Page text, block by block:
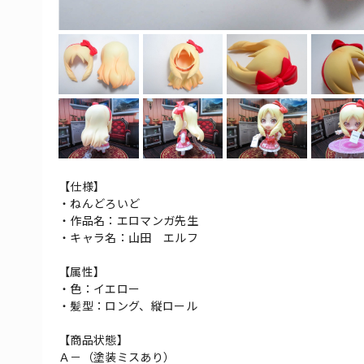
【仕様】
・ねんどろいど
・作品名：エロマンガ先生
・キャラ名：山田 エルフ
【属性】
・色：イエロー
・髪型：ロング、縦ロール
【商品状態】
Ａ－（塗装ミスあり）